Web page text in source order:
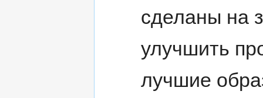
сделаны на
улучшить
лучшие